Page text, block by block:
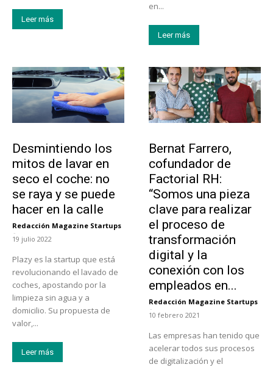
Leer más
en...
Leer más
Desmintiendo los
mitos de lavar en
seco el coche: no
se raya y se puede
hacer en la calle
Redacción Magazine Startups
-
19 julio 2022
Plazy es la startup que está
revolucionando el lavado de
coches, apostando por la
limpieza sin agua y a
domicilio. Su propuesta de
valor,...
Leer más
Bernat Farrero,
cofundador de
Factorial RH:
“Somos una pieza
clave para realizar
el proceso de
transformación
digital y la
conexión con los
empleados en...
Redacción Magazine Startups
-
10 febrero 2021
Las empresas han tenido que
acelerar todos sus procesos
de digitalización y el